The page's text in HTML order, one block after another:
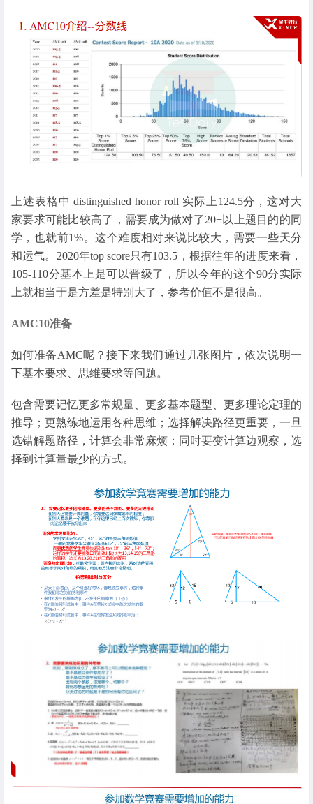
上述表格中 distinguished honor roll 实际上124.5分，这对大
家要求可能比较高了，需要成为做对了20+以上题目的的同
学，也就前1%。这个难度相对来说比较大，需要一些天分
和运气。2020年top score只有103.5，根据往年的进度来看，
105-110分基本上是可以晋级了，所以今年的这个90分实际
上就相当于是方差是特别大了，参考价值不是很高。
AMC10准备
如何准备AMC呢？接下来我们通过几张图片，依次说明一
下基本要求、思维要求等问题。
包含需要记忆更多常规量、更多基本题型、更多理论定理的
推导；更熟练地运用各种思维；选择解决路径更重要，一旦
选错解题路径，计算会非常麻烦；同时要变计算边观察，选
择到计算量最少的方式。